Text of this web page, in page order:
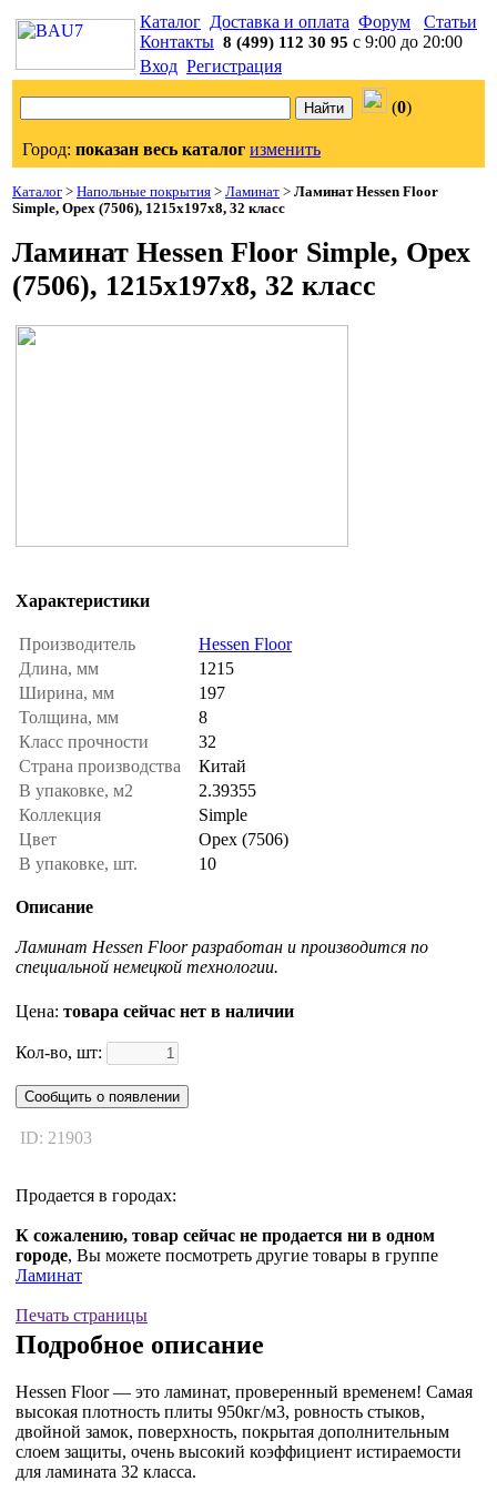
Каталог Доставка и оплата Форум
Статьи
Контакты 8 (499) 112 30 95 с 9:00 до 20:00
Вход Регистрация
(0)
Город: показан весь каталог изменить
Каталог > Напольные покрытия > Ламинат > Ламинат Hessen Floor
Simple, Орех (7506), 1215x197x8, 32 класс
Ламинат Hessen Floor Simple, Орех
(7506), 1215x197x8, 32 класс
Характеристики
Производитель
Hessen Floor
Длина, мм
1215
Ширина, мм
197
Толщина, мм
8
Класс прочности
32
Страна производства
Китай
В упаковке, м2
2.39355
Коллекция
Simple
Цвет
Орех (7506)
В упаковке, шт.
10
Описание
Ламинат Hessen Floor разработан и производится по
специальной немецкой технологии.
Цена: товара сейчас нет в наличии
Кол-во, шт:
Сообщить о появлении
ID: 21903
Продается в городах:
К сожалению, товар сейчас не продается ни в одном
городе, Вы можете посмотреть другие товары в группе
Ламинат
Печать страницы
Подробное описание
Hessen Floor — это ламинат, проверенный временем! Самая
высокая плотность плиты 950кг/м3, ровность стыков,
двойной замок, поверхность, покрытая дополнительным
слоем защиты, очень высокий коэффициент истираемости
для ламината 32 класса.